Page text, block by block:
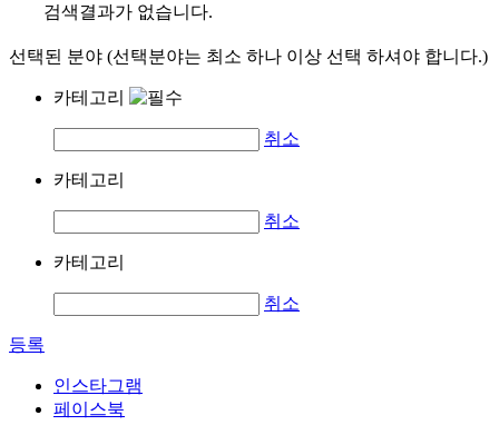
검색결과가 없습니다.
선택된 분야 (선택분야는 최소 하나 이상 선택 하셔야 합니다.)
카테고리
취소
카테고리
취소
카테고리
취소
등록
인스타그램
페이스북